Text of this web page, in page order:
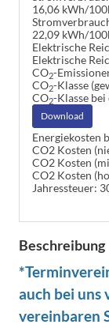
16,06 kWh/
22,09 kWh/
Elektrische
Elektrische
CO2-
CO2-Klasse
CO2-Klasse
Download
Energiekosten
CO2 Kosten
CO2 Kosten
CO2 Kosten
Jahressteuer:
Beschreibung
auch bei uns
vereinbaren